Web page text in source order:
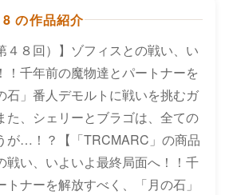
の作品紹介
４８回）】ゾフィスとの戦い、い
！千年前の魔物達とパートナーを
石」番人デモルトに戦いを挑むガ
た、シェリーとブラゴは、全ての
が…！？【「TRCMARC」の商品
戦い、いよいよ最終局面へ！！千
ナーを解放すべく、「月の石」